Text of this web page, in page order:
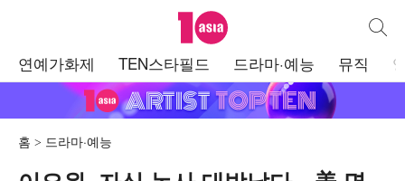
텐아시아 통합
연예가화제 TEN스타필드 드라마·예능 뮤직
홈 드라마·예능